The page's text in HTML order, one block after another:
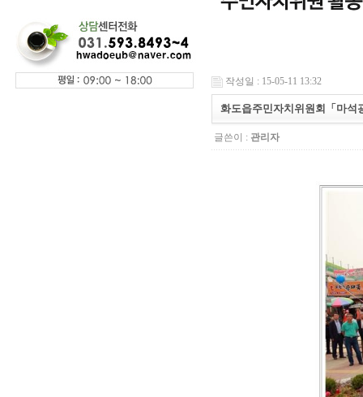
작성일 : 15-05-11 13:32
화도읍주민자치위원회「마석
글쓴이 : 관리자